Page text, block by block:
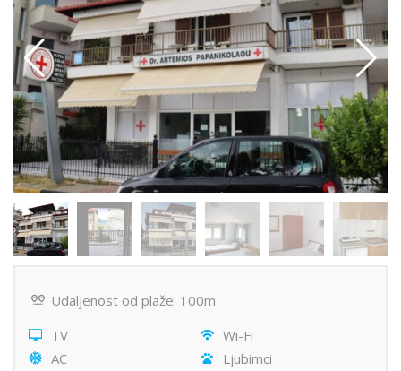
Udaljenost od plaže: 100m
TV
Wi-Fi
AC
Ljubimci